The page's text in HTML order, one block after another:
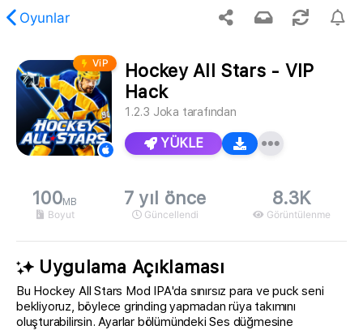
Oyunlar
içerik bulunamadı.
ViP
Hockey All Stars - VIP
Hack
1.2.3 Joka tarafından
YÜKLE
100MB
Boyut
7 yıl önce
Güncellendi
8.3K
Görüntülenme
Uygulama Açıklaması
Bu Hockey All Stars Mod IPA'da sınırsız para ve puck seni
bekliyoruz, böylece grinding yapmadan rüya takımını
oluşturabilirsin. Ayarlar bölümündeki Ses düğmesine